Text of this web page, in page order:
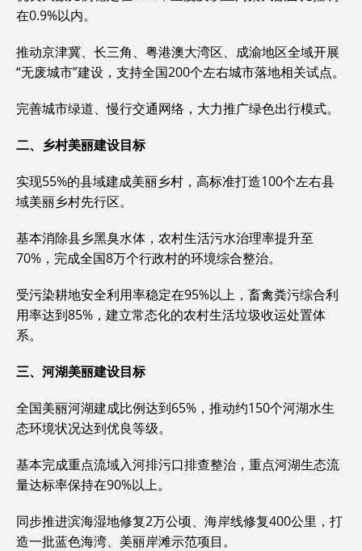
在‌0.9%以内‌。
推动京津冀、长三角、粤港澳大湾区、成渝地区全域开展
“无废城市”建设，支持全国200个左右城市落地相关试点。
完善城市绿道、慢行交通网络，大力推广绿色出行模式。
二、乡村美丽建设目标
实现‌55%‌的县域建成美丽乡村，高标准打造100个左右县
域美丽乡村先行区。
基本消除县乡黑臭水体，农村生活污水治理率提升至‌
70%‌，完成全国8万个行政村的环境综合整治。
受污染耕地安全利用率稳定在‌95%以上‌，畜禽粪污综合利
用率达到‌85%‌，建立常态化的农村生活垃圾收运处置体
系。
三、河湖美丽建设目标
全国美丽河湖建成比例达到‌65%‌，推动约150个河湖水生
态环境状况达到优良等级。
基本完成重点流域入河排污口排查整治，重点河湖生态流
量达标率保持在‌90%以上‌。
同步推进滨海湿地修复2万公顷、海岸线修复400公里，打
造一批蓝色海湾、美丽岸滩示范项目。